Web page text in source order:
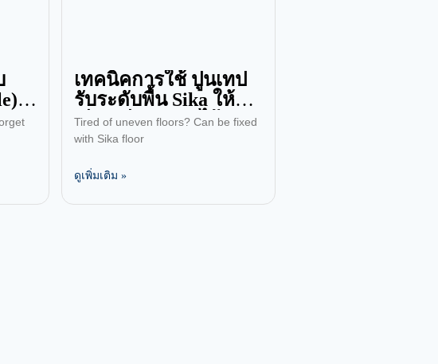
ม่!
เทคนิคการใช้ ปูนเทป
รับระดับพื้น Sika ให้พื้น
เรียบเนียน สวย ไร้
ปัญหา
Tired of uneven floors? Can be fixed
with Sika floor
ดูเพิ่มเติม »